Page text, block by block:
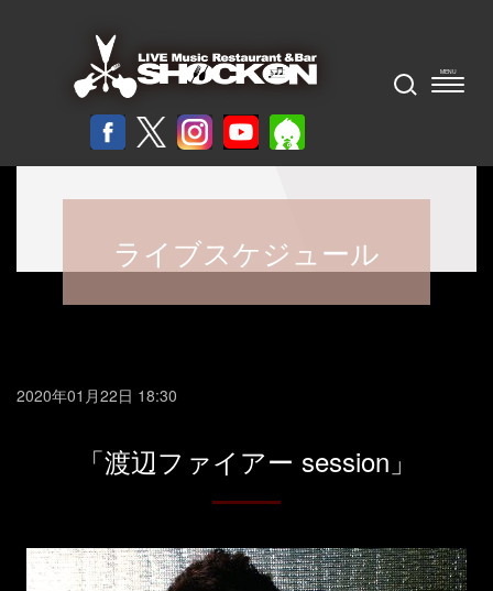
ライブスケジュール
2020年01月22日 18:30
「渡辺ファイアー session」